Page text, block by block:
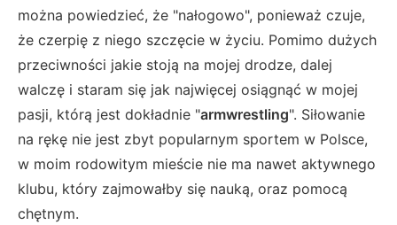
można powiedzieć, że "nałogowo", ponieważ czuje,
że czerpię z niego szczęcie w życiu. Pomimo dużych
przeciwności jakie stoją na mojej drodze, dalej
walczę i staram się jak najwięcej osiągnąć w mojej
pasji, którą jest dokładnie "armwrestling". Siłowanie
na rękę nie jest zbyt popularnym sportem w Polsce,
w moim rodowitym mieście nie ma nawet aktywnego
klubu, który zajmowałby się nauką, oraz pomocą
chętnym.